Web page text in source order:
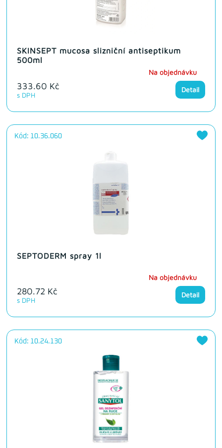
SKINSEPT mucosa slizniční antiseptikum
500ml
333.60 Kč
s DPH
Na objednávku
Detail
Kód: 10.36.060
SEPTODERM spray 1l
280.72 Kč
s DPH
Na objednávku
Detail
Kód: 10.24.130